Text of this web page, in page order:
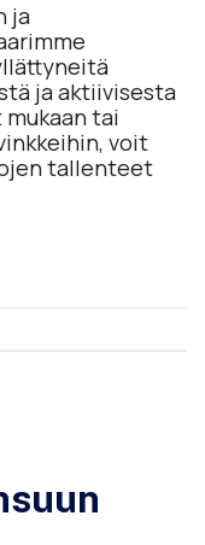
ja
ja aktiivisesta
tai
voit
tallenteet